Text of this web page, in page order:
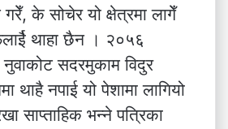
गरेँ, के सोचेर यो क्षेत्रमा लागेँ
थाहा छैन । २०५६
सदरमुकाम विदुर
नपाई यो पेशामा लागियो
साप्ताहिक भन्ने पत्रिका